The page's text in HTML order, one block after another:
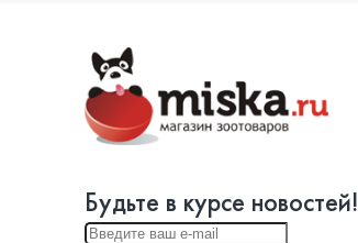
Будьте в курсе новостей!